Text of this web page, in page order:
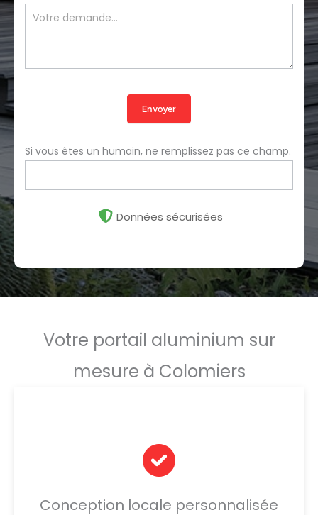
Envoyer
Si vous êtes un humain, ne remplissez pas ce champ.
Données sécurisées
Votre portail aluminium sur
mesure à Colomiers
Conception locale personnalisée